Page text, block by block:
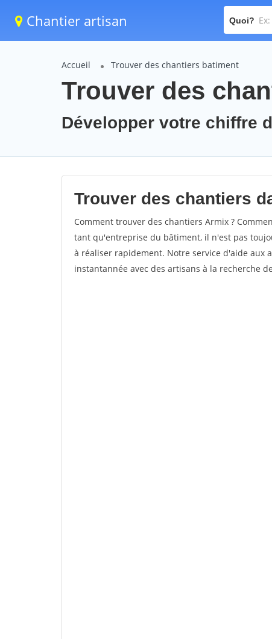
Chantier artisan Quoi?
Accueil Trouver des chantiers batiment
Trouver des
Développer votre chiffre
Trouver des chantiers
Comment trouver des chantiers Armix ?
tant qu'entreprise du bâtiment, il n'est pas
à réaliser rapidement. Notre service d'aide aux
instantannée avec des artisans à la recherche